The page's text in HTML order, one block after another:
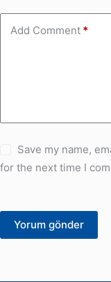
Add Comment *
Save my name,
for the next time I
Yorum gönder